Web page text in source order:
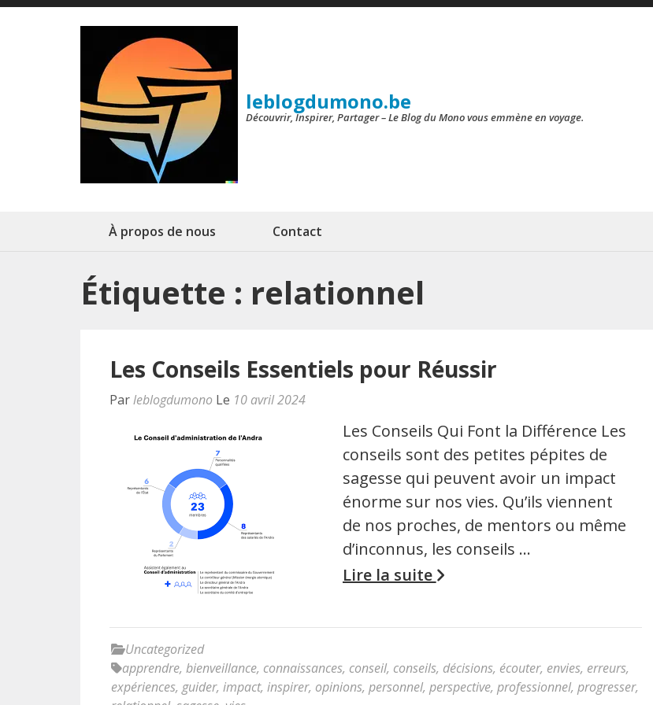
Aller
leblogdumono.be
Découvrir, Inspirer, Partager – Le Blog du Mono vous emmène en voyage.
À propos de nous Contact
Étiquette : relationnel
Les Conseils Essentiels pour Réussir
Parleblogdumono Le 10 avril 2024
Les Conseils Qui Font la Différence Les
conseils sont des petites pépites de
sagesse qui peuvent avoir un impact
énorme sur nos vies. Qu’ils viennent
de nos proches, de mentors ou même
d’inconnus, les conseils …
Lire la suite
Uncategorized
apprendre, bienveillance, connaissances, conseil, conseils, décisions, écouter, envies, erreurs,
expériences, guider, impact, inspirer, opinions, personnel, perspective, professionnel, progresser,